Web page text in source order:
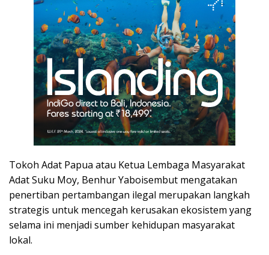
Tokoh Adat Papua atau Ketua Lembaga Masyarakat
Adat Suku Moy, Benhur Yaboisembut mengatakan
penertiban pertambangan ilegal merupakan langkah
strategis untuk mencegah kerusakan ekosistem yang
selama ini menjadi sumber kehidupan masyarakat
lokal.